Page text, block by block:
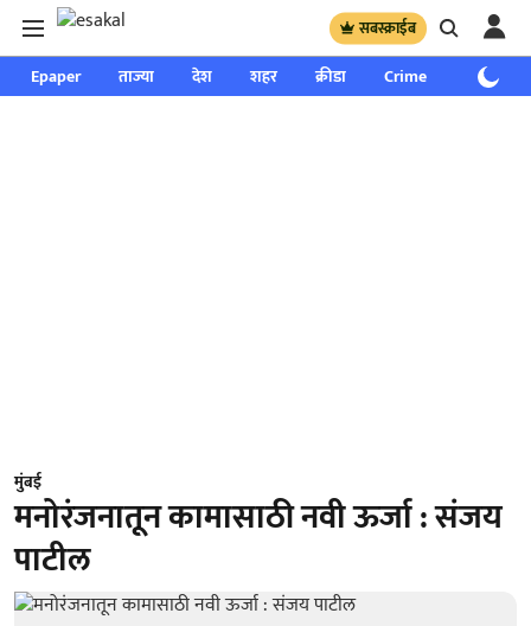
सबस्क्राईब
Epaper ताज्या देश शहर क्रीडा Crime साप्ताहिक
मुंबई
मनोरंजनातून कामासाठी नवी ऊर्जा : संजय
पाटील